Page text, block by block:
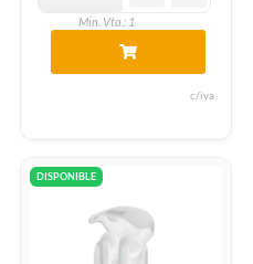
Min. Vta.: 1
c/iva
DISPONIBLE